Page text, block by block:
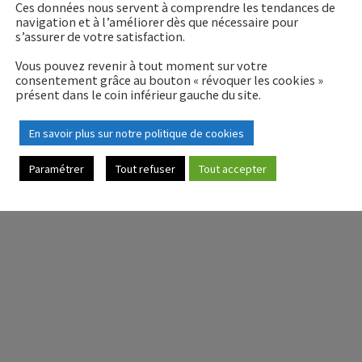
au Tableau de l’Ordre des Experts-Comptables du
Mentions légales | Politique de confidentialité
Ces données nous servent à comprendre les tendances de
navigation et à l’améliorer dès que nécessaire pour
s’assurer de votre satisfaction.
Vous pouvez revenir à tout moment sur votre
consentement grâce au bouton « révoquer les cookies »
présent dans le coin inférieur gauche du site.
En savoir plus sur notre politique de cookies
Paramétrer Tout refuser Tout accepter